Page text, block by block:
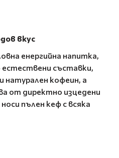
вкус
енергийна напитка,
съставки,
натурален кофеин, а
от директно изцедени
пълен кеф с всяка